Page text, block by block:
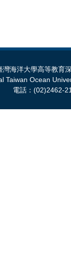
灣海洋大學高等教育
Taiwan Ocean
電話：(02)2462-